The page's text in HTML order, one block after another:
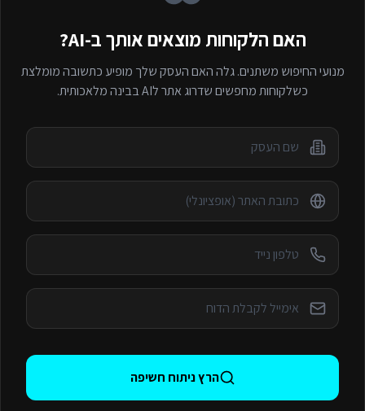
האם הלקוחות מוצאים אותך ב-AI?
מנועי החיפוש משתנים. גלה האם העסק שלך מופיע כתשובה מומלצת
כשלקוחות מחפשיםשדרוג אתר לAI בבינה מלאכותית.
הרץ ניתוח חשיפה